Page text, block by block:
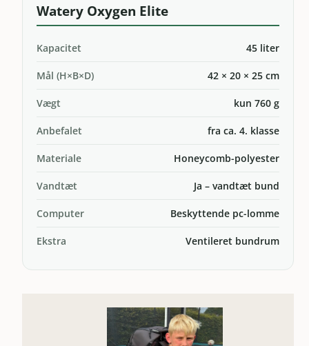
Watery Oxygen Elite
Kapacitet 45 liter
Mål (H×B×D) 42 × 20 × 25 cm
Vægt kun 760 g
Anbefalet fra ca. 4. klasse
Materiale Honeycomb-polyester
Vandtæt Ja – vandtæt bund
Computer Beskyttende pc-lomme
Ekstra Ventileret bundrum